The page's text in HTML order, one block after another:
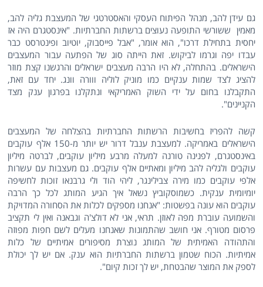
גם עידן להב, מנהל הפיתוח העסקי והאסטרטגי של המעצבת גליה להב,
מאמין ששורשי התופעה נעוצים ברשתות החברתיות. "אינסטגרם היה אז
יחסית בתחילת דרכו", הוא אומר, "אבל פייסבוק, יוטיוב ופינטרסט כבר
עבדו יפה וגרמו לביקוש. זאת הייתה סוג של הפתעה עבור המעצבים
הישראלים. בהתחלה, לא היו הרבה מעצבים ישראלים והרגשנו קצת מוזר
להציג לצד שמות ענקיים כמו מוניק לוליה ווורה וונג. יחד עם זאת,
התקבלנו בחום על ידי השוק האמריקאי ונתקלנו בפרגון ענק מצד
הקניינים".
קשה להפריז בחשיבות הרשתות החברתיות בהצלחה של המעצבים
הישראלים באמריקה. למעצבת ענבל דרור יש יותר מ-150 אלף עוקבים
באינסטגרם, לפנינה טורנה למעלה מרבע מיליון עוקבים, לברטה מיליון
עוקבים ולגליה להב מיליון ומאתיים אלף עוקבים. גם מעצבות עם עשרות
אלפי עוקבים כמו מירה צבילינגר, ליהי הוד ולי גרבנאו זוכות לחשיפה
יומיומית ענקית. כשמוסקוביץ נשאל איך הגיע המותג לכל כך הרבה
עוקבים הוא עונה בפשטות: "אנחנו מספקים לכלות את הסחורה המדויקת
והשמועה עוברת מפה לאוזן. תראי, אני לא דולצ'ה וגבאנה ואין לי תקציב
פרסום מטורף. אני חושב שהתמונות שאנחנו מעלים לשם חפות מפוזה
והתהודה האמיתית של המותג נוצרת מסיפורים אמיתיים של כלות
אמיתיות. הכוח שטמון ברשתות החברתיות הוא ענק. אם יש לך יכולת
לספק את המוצר שהבטחת, יש לך זכות קיום".